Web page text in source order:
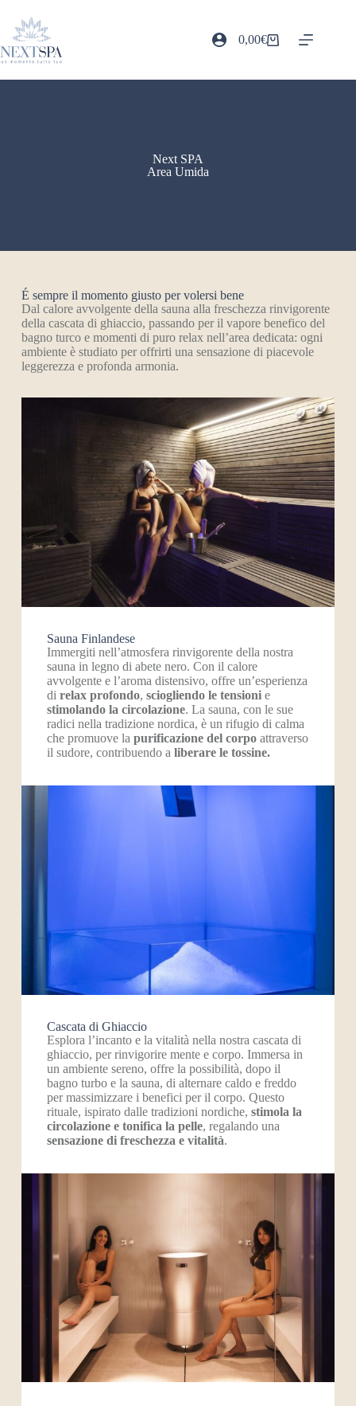
0,00€
Next SPA
Area Umida
É sempre il momento giusto per volersi bene
Dal calore avvolgente della sauna alla freschezza rinvigorente
della cascata di ghiaccio, passando per il vapore benefico del
bagno turco e momenti di puro relax nell’area dedicata: ogni
ambiente è studiato per offrirti una sensazione di piacevole
leggerezza e profonda armonia.
Sauna Finlandese​
Immergiti nell’atmosfera rinvigorente della nostra
sauna in legno di abete nero. Con il calore
avvolgente e l’aroma distensivo, offre un’esperienza
di relax profondo, sciogliendo le tensionie
stimolando la circolazione. La sauna, con le sue
radici nella tradizione nordica, è un rifugio di calma
che promuove la purificazione del corpoattraverso
il sudore, contribuendo a liberare le tossine.
Cascata di Ghiaccio
Esplora l’incanto e la vitalità nella nostra cascata di
ghiaccio, per rinvigorire mente e corpo. Immersa in
un ambiente sereno, offre la possibilità, dopo il
bagno turbo e la sauna, di alternare caldo e freddo
per massimizzare i benefici per il corpo. Questo
rituale, ispirato dalle tradizioni nordiche, stimola la
circolazione e tonifica la pelle, regalando una
sensazione di freschezza e vitalità.